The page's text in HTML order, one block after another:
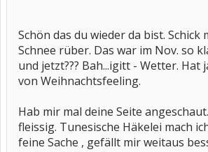
Schön das du wieder da bist. Schick
Schnee rüber. Das war im Nov. so
und jetzt??? Bah...igitt - Wetter. Hat
von Weihnachtsfeeling.
Hab mir mal deine Seite
fleissig. Tunesische Häkelei mach
feine Sache , gefällt mir weitaus